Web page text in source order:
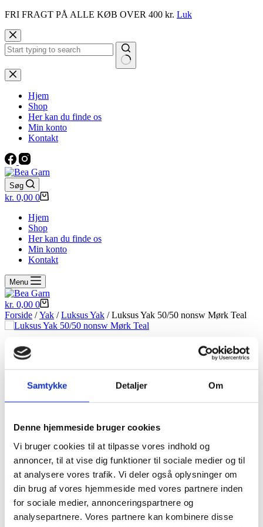
Samtykke Detaljer Om
Denne hjemmeside bruger cookies
Vi bruger cookies til at tilpasse vores indhold og
annoncer, til at vise dig funktioner til sociale medier og til
at analysere vores trafik. Vi deler også oplysninger om
din brug af vores hjemmeside med vores partnere inden
for sociale medier, annonceringspartnere og
analysepartnere. Vores partnere kan kombinere disse
FRI FRAGT PÅ ALLE KØB OVER 400 kr. Luk
Fortsæt
til
indhold
Ingen
resultater
Hjem
Shop
Her kan du finde os
Min konto
Kontakt
Søg
Indkøbskurv
kr. 0,00 0
Hjem
Shop
Her kan du finde os
Min konto
Kontakt
Menu
Indkøbskurv
kr. 0,00 0
Forside /Yak /Luksus Yak / Luksus Yak 50/50 nonsw Mørk Teal
løbelængde 400m pr 100g, sælges i 50 grams fed (200m)
anbefalet pind str 3-3,75 Strikkefasthed 24-28m
120,00
Ikke på lager